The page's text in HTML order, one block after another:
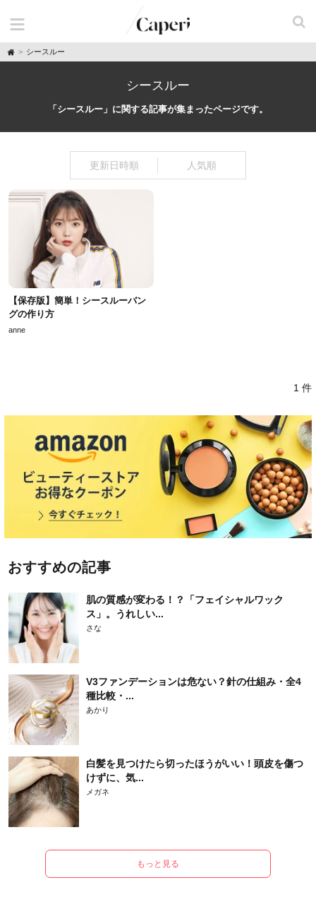
H
o
シースルー
シースルー
「シースルー」に関する記事が集まったページです。
更新日時順 人気順
【保存版】簡単！シースルーバン
グの作り方
anne
1 件
おすすめの記事
肌の質感が変わる！？「フェイシャルワック
ス」。うれしい...
さな
V3ファンデーションは危ない？針の仕組み・全4
種比較・...
あかり
白髪を見つけたら切ったほうがいい！頭皮を傷つ
けずに、気...
メガネ
もっと見る